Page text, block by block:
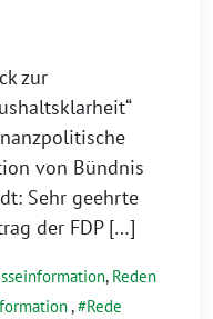
zur
von Bündnis
Sehr geehrte
der FDP […]
, Reden
, Rede